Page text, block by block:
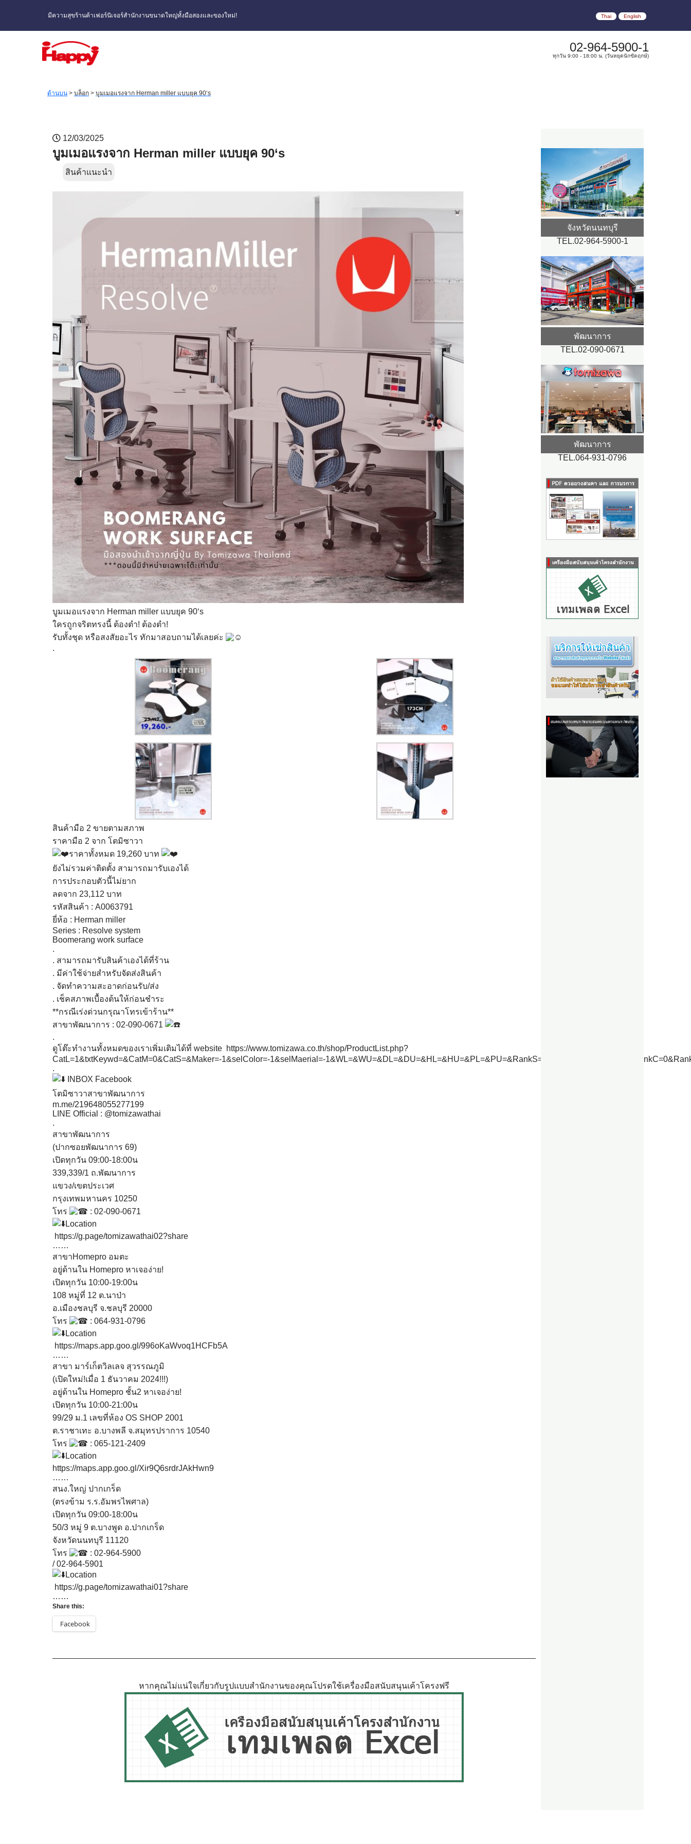
มีความสุขร้านค้าเฟอร์นิเจอร์สำนักงานขนาดใหญ่ทั้งมือสองและของใหม่! Thai English
02-964-5900-1
ทุกวัน 9:00 - 18:00 น. (วันหยุดนักขัตฤกษ์)
ด้านบน > บล็อก > บูมเมอแรงจาก Herman miller แบบยุค 90‘s
12/03/2025
บูมเมอแรงจาก Herman miller แบบยุค 90‘s
สินค้าแนะนำ
บูมเมอแรงจาก Herman miller แบบยุค 90‘s
ใครถูกจริตทรงนี้ ต้องตำ! ต้องตำ!
รับทั้งชุด หรือสงสัยอะไร ทักมาสอบถามได้เลยค่ะ
.
สินค้ามือ 2 ขายตามสภาพ
ราคามือ 2 จาก โตมิซาวา
ราคาทั้งหมด 19,260 บาท
ยังไม่รวมค่าติดตั้ง สามารถมารับเองได้
การประกอบตัวนี้ไม่ยาก
ลดจาก 23,112 บาท
รหัสสินค้า : A0063791
ยี่ห้อ : Herman miller
Series : Resolve system
Boomerang work surface
.
. สามารถมารับสินค้าเองได้ที่ร้าน
. มีค่าใช้จ่ายสำหรับจัดส่งสินค้า
. จัดทำความสะอาดก่อนรับ/ส่ง
. เช็คสภาพเบื้องต้นให้ก่อนชำระ
**กรณีเร่งด่วนกรุณาโทรเข้าร้าน**
สาขาพัฒนาการ : 02-090-0671
.
ดูโต๊ะทำงานทั้งหมดของเราเพิ่มเติมได้ที่ website https://www.tomizawa.co.th/shop/ProductList.php?
CatL=1&txtKeywd=&CatM=0&CatS=&Maker=-1&selColor=-1&selMaerial=-
.
INBOX Facebook
โตมิซาวาสาขาพัฒนาการ
m.me/219648055277199
LINE Official : @tomizawathai
.
สาขาพัฒนาการ
(ปากซอยพัฒนาการ 69)
เปิดทุกวัน 09:00-18:00น
339,339/1 ถ.พัฒนาการ
แขวง/เขตประเวศ
กรุงเทพมหานคร 10250
โทร
: 02-090-0671
Location
https://g.page/tomizawathai02?share
……
สาขาHomepro อมตะ
อยู่ด้านใน Homepro หาเจอง่าย!
เปิดทุกวัน 10:00-19:00น
108 หมู่ที่ 12 ต.นาป่า
อ.เมืองชลบุรี จ.ชลบุรี 20000
โทร
: 064-931-0796
Location
https://maps.app.goo.gl/996oKaWvoq1HCFb5A
……
สาขา มาร์เก็ตวิลเลจ สุวรรณภูมิ
(เปิดใหม่!เมื่อ 1 ธันวาคม 2024!!!)
อยู่ด้านใน Homepro ชั้น2 หาเจอง่าย!
เปิดทุกวัน 10:00-21:00น
99/29 ม.1 เลขที่ห้อง OS SHOP 2001
ต.ราชาเทะ อ.บางพลี จ.สมุทรปราการ 10540
โทร
: 065-121-2409
Location
https://maps.app.goo.gl/Xir9Q6srdrJAkHwn9
……
สนง.ใหญ่ ปากเกร็ด
(ตรงข้าม ร.ร.อัมพรไพศาล)
เปิดทุกวัน 09:00-18:00น
50/3 หมู่ 9 ต.บางพูด อ.ปากเกร็ด
จังหวัดนนทบุรี 11120
โทร
: 02-964-5900
/ 02-964-5901
Location
https://g.page/tomizawathai01?share
……
Share this:
Facebook
หากคุณไม่แน่ใจเกี่ยวกับรูปแบบสำนักงานของคุณโปรดใช้เครื่องมือสนับสนุนเค้าโครงฟรี
จังหวัดนนทบุรี
TEL.02-964-5900-1
พัฒนาการ
TEL.02-090-0671
พัฒนาการ
TEL.064-931-0796